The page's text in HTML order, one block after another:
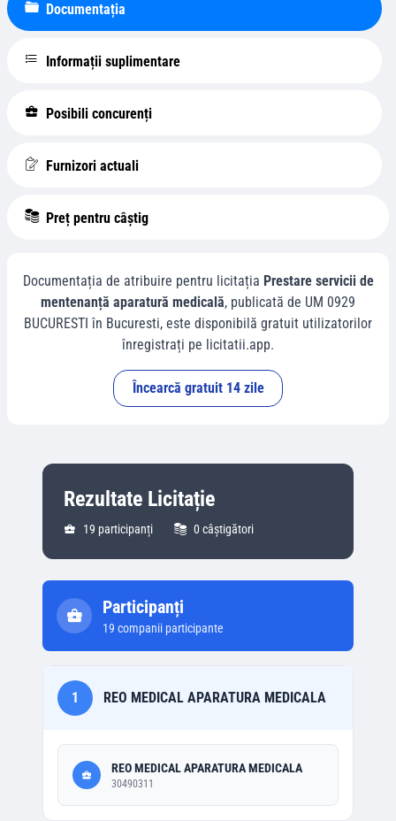
Documentația
Informații suplimentare
Posibili concurenți
Furnizori actuali
Preț pentru câștig
Documentația de atribuire pentru licitația Prestare servicii de
mentenanță aparatură medicală, publicată de UM 0929
BUCURESTI în Bucuresti, este disponibilă gratuit utilizatorilor
înregistrați pe licitatii.app.
Încearcă gratuit 14 zile
Rezultate Licitație
19 participanți 0câștigători
Participanți
19 companii participante
1 REO MEDICAL APARATURA MEDICALA
REO MEDICAL APARATURA MEDICALA
30490311